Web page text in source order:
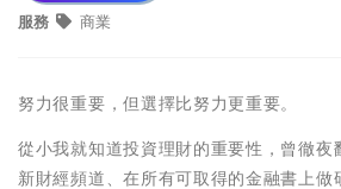
服務 商業
努力很重要，但選擇比努力更重要。
從小我就知道投資理財的重要性，曾徹夜
新財經頻道、在所有可取得的金融書上做